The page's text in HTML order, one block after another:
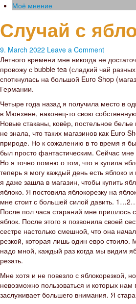
Моё мнение
Случай с
9. March 2022 Leave a Comment
Летного времени мне никогда не
провожу с bubble tea (сладкий чай
споткнулась на большой Euro Shop
Германии.
Четыре года назад я получила место в
в Мюнхене, наконец-то свою
Новые стаканы, ковёр, постельное
не знала, что таких магазинов как Euro
природе. Но к сожалению в то время я
был просто фантастическим. Сейчас
Но я точно помню о том, что я купила
теперь я могу каждый день есть яблоко
я даже зашла в магазин, чтобы купить
яблоко. Я постовила яблокорезку на
мне стоит с большей силой давить.
После пол часа стараний мне пришлось
яблок. После этого я позвонила своей
сестре настолько смешной, что она
резкой, которая лишь один евро
надо мной, каждый раз когда мы видим
резать.
Мне хотя и не повезло с яблокорезкой,
невозможно пользоваться и которых
заслуживает большего внимания. Я